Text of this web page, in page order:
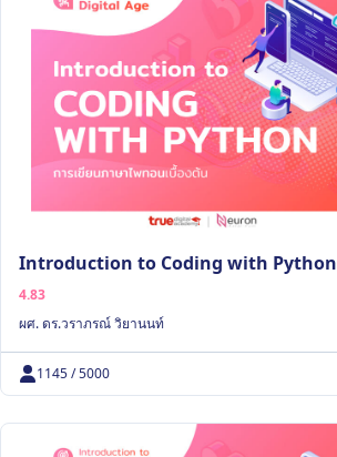
Introduction to Coding with Python
4.83
ผศ. ดร.วราภรณ์ วิยานนท์
1145 / 5000